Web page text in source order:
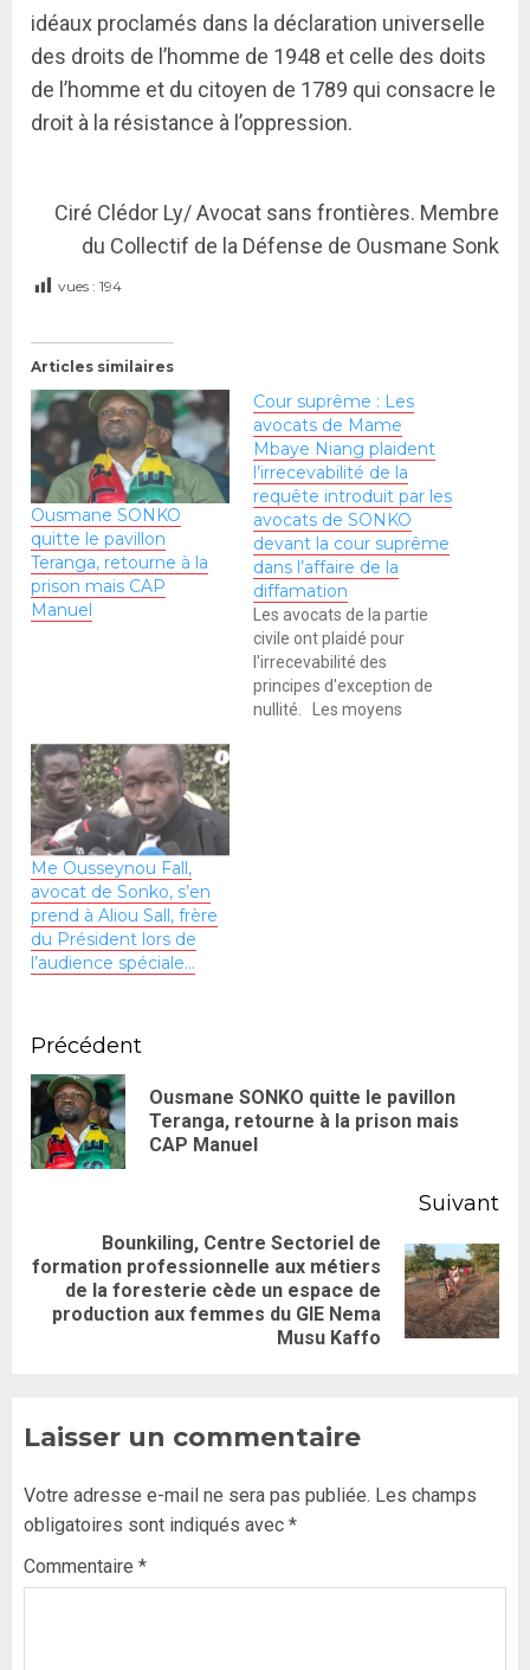
idéaux proclamés dans la déclaration universelle
des droits de l’homme de 1948 et celle des doits
de l’homme et du citoyen de 1789 qui consacre le
droit à la résistance à l’oppression.
Ciré Clédor Ly/ Avocat sans frontières. Membre
du Collectif de la Défense de Ousmane Sonk
vues : 194
Articles similaires
Ousmane SONKO
quitte le pavillon
Teranga, retourne à la
prison mais CAP
Manuel
Cour suprême : Les
avocats de Mame
Mbaye Niang plaident
l’irrecevabilité de la
requête introduit par les
avocats de SONKO
devant la cour suprême
dans l’affaire de la
diffamation
Les avocats de la partie
civile ont plaidé pour
l'irrecevabilité des
principes d'exception de
nullité. Les moyens
Me Ousseynou Fall,
avocat de Sonko, s’en
prend à Aliou Sall, frère
du Président lors de
l’audience spéciale…
Précédent
Ousmane SONKO quitte le pavillon
Teranga, retourne à la prison mais
CAP Manuel
Suivant
Bounkiling, Centre Sectoriel de
formation professionnelle aux métiers
de la foresterie cède un espace de
production aux femmes du GIE Nema
Musu Kaffo
Laisser un commentaire
Votre adresse e-mail ne sera pas publiée. Les champs
obligatoires sont indiqués avec *
Commentaire *